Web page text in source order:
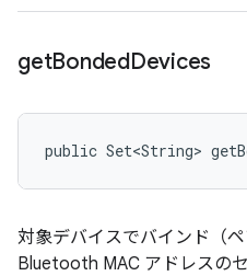
getBondedDevices
public Set<String>
対象デバイスでバインド（
Bluetooth MAC アドレスの